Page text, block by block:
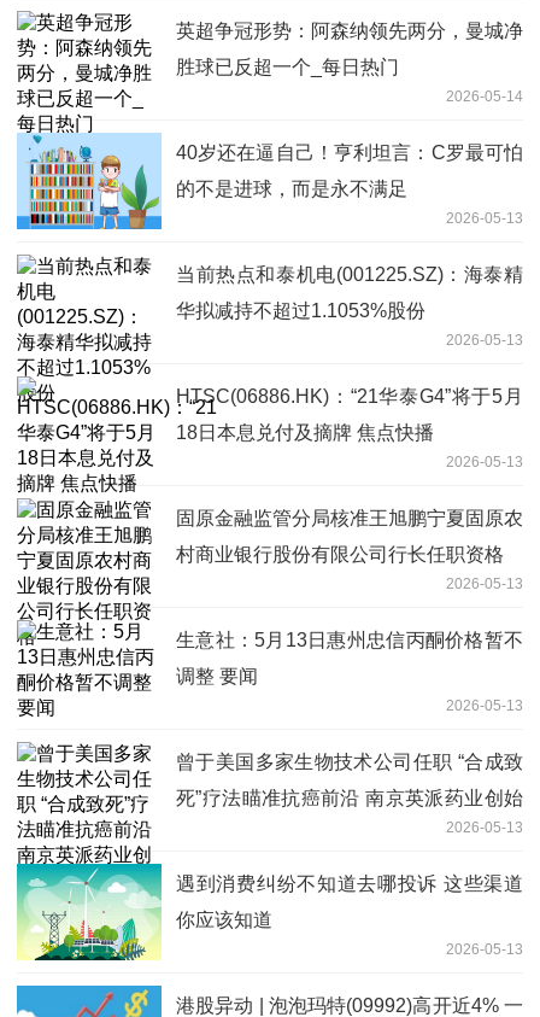
英超争冠形势：阿森纳领先两分，曼城净
胜球已反超一个_每日热门
2026-05-14
40岁还在逼自己！亨利坦言：C罗最可怕
的不是进球，而是永不满足
2026-05-13
当前热点和泰机电(001225.SZ)：海泰精
华拟减持不超过1.1053%股份
2026-05-13
HTSC(06886.HK)：“21华泰G4”将于5月
18日本息兑付及摘牌 焦点快播
2026-05-13
固原金融监管分局核准王旭鹏宁夏固原农
村商业银行股份有限公司行长任职资格
2026-05-13
生意社：5月13日惠州忠信丙酮价格暂不
调整 要闻
2026-05-13
曾于美国多家生物技术公司任职 “合成致
死”疗法瞄准抗癌前沿 南京英派药业创始
2026-05-13
遇到消费纠纷不知道去哪投诉 这些渠道
你应该知道
2026-05-13
港股异动 | 泡泡玛特(09992)高开近4% 一